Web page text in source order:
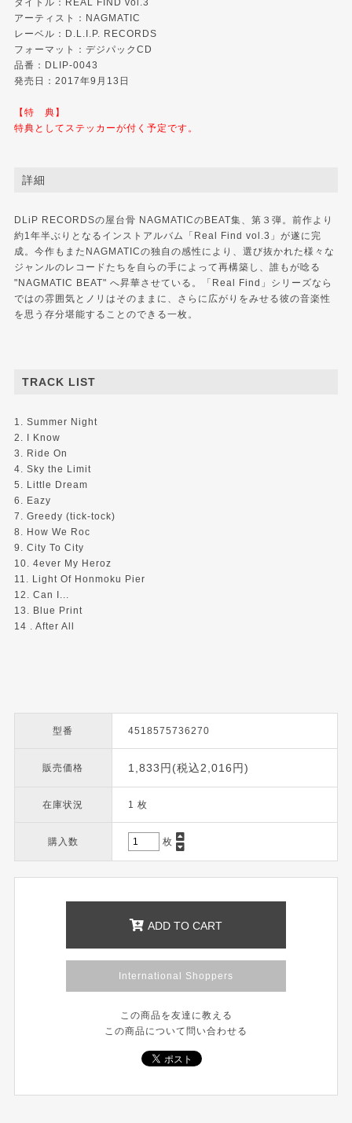
タイトル：REAL FIND vol.3
アーティスト：NAGMATIC
レーベル： D.L.I.P. RECORDS
フォーマット：デジパックCD
品番：DLIP-0043
発売日：2017年9月13日
【特 典】
特典としてステッカーが付く予定です。
詳細
DLiP RECORDSの屋台骨 NAGMATICのBEAT集、第３弾。前作より
約1年半ぶりとなるインストアルバム「Real Find vol.3」が遂に完
成。今作もまたNAGMATICの独自の感性により、選び抜かれた様々な
ジャンルのレコードたちを自らの手によって再構築し、誰もが唸る
"NAGMATIC BEAT" へ昇華させている。「Real Find」シリーズなら
ではの雰囲気とノリはそのままに、さらに広がりをみせる彼の音楽性
を思う存分堪能することのできる一枚。
TRACK LIST
1. Summer Night
2. I Know
3. Ride On
4. Sky the Limit
5. Little Dream
6. Eazy
7. Greedy (tick-tock)
8. How We Roc
9. City To City
10. 4ever My Heroz
11. Light Of Honmoku Pier
12. Can I...
13. Blue Print
14 . After All
型番 4518575736270
販売価格 1,833円(税込2,016円)
在庫状況 1 枚
購入数 枚
ADD TO CART
International Shoppers
この商品を友達に教える
この商品について問い合わせる